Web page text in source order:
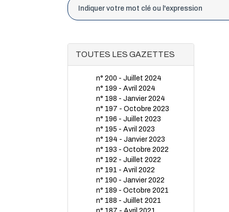
TOUTES LES GAZETTES
n° 200 - Juillet 2024
n° 199 - Avril 2024
n° 198 - Janvier 2024
n° 197 - Octobre 2023
n° 196 - Juillet 2023
n° 195 - Avril 2023
n° 194 - Janvier 2023
n° 193 - Octobre 2022
n° 192 - Juillet 2022
n° 191 - Avril 2022
n° 190 - Janvier 2022
n° 189 - Octobre 2021
n° 188 - Juillet 2021